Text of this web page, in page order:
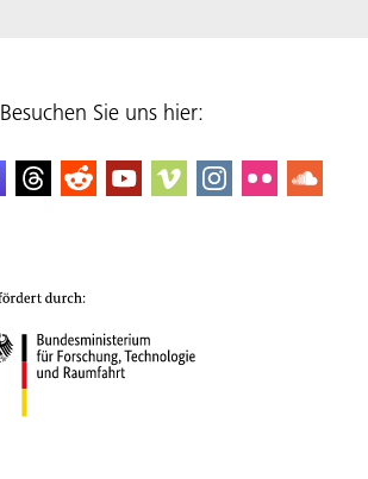
Besuchen Sie uns hier: